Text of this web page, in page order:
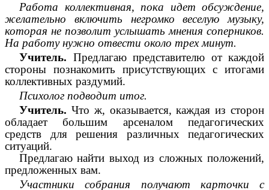
Работа коллективная, пока идет обсуждение,
желательно включить негромко веселую музыку,
которая не позволит услышать мнения соперников.
На работу нужно отвести около трех минут.
Учитель. Предлагаю представителю от каждой
стороны познакомить присутствующих с итогами
коллективных раздумий.
Психолог подводит итог.
Учитель. Что ж, оказывается, каждая из сторон
обладает большим арсеналом педагогических
средств для решения различных педагогических
ситуаций.
Предлагаю найти выход из сложных положений,
предложенных вам.
Участники собрания получают карточки с